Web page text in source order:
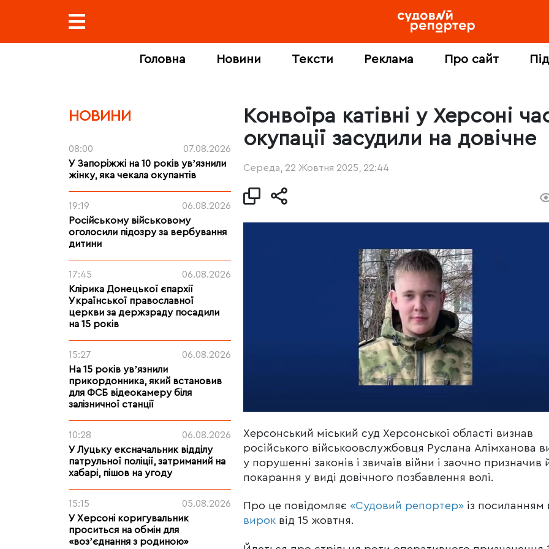
Головна Новини Тексти Реклама Про сайт
НОВИНИ
08:00
07.08.2026
У Запоріжжі на 10 років увʼязнили
жінку, яка чекала окупантів
19:19
06.08.2026
Російському військовому
оголосили підозру за вербування
дитини
17:45
06.08.2026
Клірика Донецької єпархії
Української православної
церкви за держзраду посадили
на 15 років
15:27
06.08.2026
На 15 років увʼязнили
прикордонника, який встановив
для ФСБ відеокамеру біля
залізничної станції
10:28
06.08.2026
У Луцьку ексначальник відділу
патрульної поліції, затриманий на
хабарі, пішов на угоду
15:15
05.08.2026
У Херсоні коригувальник
проситься на обмін для
«возʼєднання з родиною»
Конвоїра катівні у Херсоні
окупації засудили на довічне
Середа, 22 Жовтня 2025, 22:44
Херсонський міський суд Херсонської області визнав
російського військоовслужбовця Руслана Алімханова
у порушенні законів і звичаїв війни і заочно призначив
покарання у виді довічного позбавлення волі.
Про це повідомляє «Судовий репортер» із посиланням
вирок від 15 жовтня.